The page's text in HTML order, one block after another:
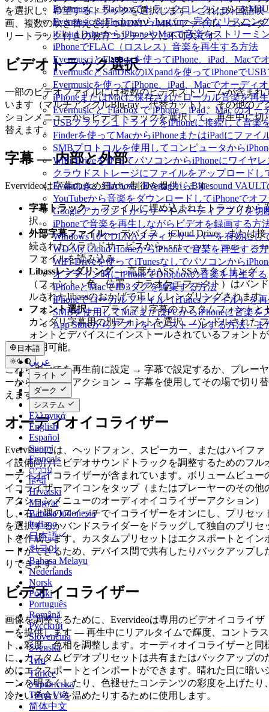
Evermusic・Flacboxでトラックコレクションを
Evermusic & FlacboxからLast.fmへ完全なリスニン
iCloud DriveからiPhoneやMacで音楽をストリーミ
iPhoneでFLAC（ロスレス）音楽を再生する方法
EvermusciとFlacboxを使ってiPhone、iPad、Mac
EvermusicとSanDiskのiXpandを使ってiPhoneで
Evermusicを使ってiPhone、iPad、Macでオーディ
iPhoneまたはMacに保存されたローカル音楽を再
Evermusic と Flacbox で iPhone、iPad、Mac のオ
USBフラッシュドライブをiPhoneに接続して音楽
Finderを使ってMacからiPhoneまたはiPadにファイ
SMBプロトコルを使用してコンピュータから
WiFi-Driveを使ってパソコンからiPhoneにワイヤ
クラウドストレージにファイルをアップロードし
Evermusic、Flacbox、EvertagからBluesound
YouTubeから音楽をダウンロードしてiPhoneでオ
Googleアカウントからサードパーティアプリを切
iPhoneで音楽を再生しながらビデオを録画する方
Windows 10でDLNAメディアサーバーを有効にし
WD My Cloud HomeからiPhoneで音楽を再生する
WiFi-Driveを使ってiTunesなしでパソコンから
オフライン時にiPhoneでDropboxの音楽を再生する
iPhoneとMacでID3タグを編集する方法
iPhoneでローカルファイル（iTunesファイル）を
SMBを使用してMacまたはPCからiPhoneに音楽を
App Storeからアプリをインストールする方法、
日本語
عربي
Català
Čeština
Dansk
Deutsch
Ελληνικά
English
Español
Suomi
Français
עברית
हिन्दी
Hrvatski
Magyar
Bahasa Indonesia
Italiano
日本語
한국어
Bahasa Melayu
Nederlands
Norsk
Polski
Português
Română
Русский
Slovenčina
Svenska
ไทย
Türkçe
Українська
Tiếng Việt
简体中文
ライト
ダーク
システム
を選択し、希望するトラックを選択します。これは外国語映
画、複数の吹き替えを持つBDMV / MKVファイル、コメンタ
リートラック付きの教育コンテンツに不可欠です。
ビデオトラック選択
一部のビデオファイルには複数のビデオストリームが含まれ
います（マルチアングルBlu-ray、代替カット）。その他のア
ションメニューからビデオトラックを選択して、再生中に切
替えます。
字幕 — 内部と外部
Evervideoは字幕のきめ細かい制御を提供します：
字幕トラック— ファイルに埋め込まれたトラックから
択。
外部字幕ファイル— デバイス、iCloud Drive、または接
続されたクラウドサービスから.srt、.vtt、 .ass、 .ssa
ファイルを読み込み。
Libassレンダリング— 高度なASS / SSAスタイリング
（フォント、色、位置、カラオケエフェクト）はバンド
ルされたlibassのおかげで正しくレンダリングされます
フォント選択— プライマリ字幕のカスタムフォントと
カンダリ字幕用の別フォントを選択。バンドルされたフ
ォントとデバイスにインストールされているフォントが
利用可能。
これらすべてを再生前に設定 → 字幕で設定するか、プレーヤ
ーからその他のアクション → 字幕を使用してその場で切り替
えます。
オーディオイコライザー
Evervideoには、ヘッドフォン、スピーカー、またはハイファ
イ設備向けにビデオサウンドトラックを調整するためのフル
ーディオイコライザーが含まれています。ボリュームビュー
イコライザーアイコンをタップ（またはプレーヤーのその他
アクションメニューのオーディオイコライザーアクション）
し、右上隅のスイッチでイコライザーをオンにし、プリセッ
を選択するかバンドスライダーをドラッグして独自のプリセ
トを作成します。カスタムプリセットはエクスポートとイン
ートができるため、デバイス間で共有したりバックアップし
りできます。
ビデオイコライザー
画像を調整するために、Evervideoは専用のビデオイコライザ
ーを提供します — 再生中にリアルタイムで輝度、コントラス
ト、彩度、色相を調整します。オーディオイコライザーと同
に、カスタムビデオプリセットは共有またはバックアップの
めにエクスポートとインポートができます。晴れた日に暗い
ーンを明るくしたり、色褪せたコンテンツの彩度を上げたり
冷たい色合いを温めたりするために使用します。